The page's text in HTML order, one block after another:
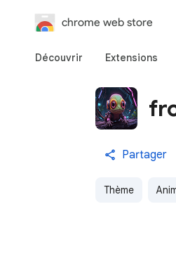
chrome web store
Découvrir Extensions
Partager
Thème